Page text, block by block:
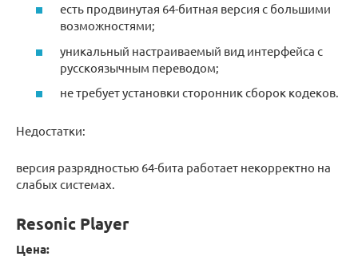
есть продвинутая 64-битная версия с большими
возможностями;
уникальный настраиваемый вид интерфейса с
русскоязычным переводом;
не требует установки сторонник сборок кодеков.
Недостатки:
версия разрядностью 64-бита работает некорректно на
слабых системах.
Resonic Player
Цена: